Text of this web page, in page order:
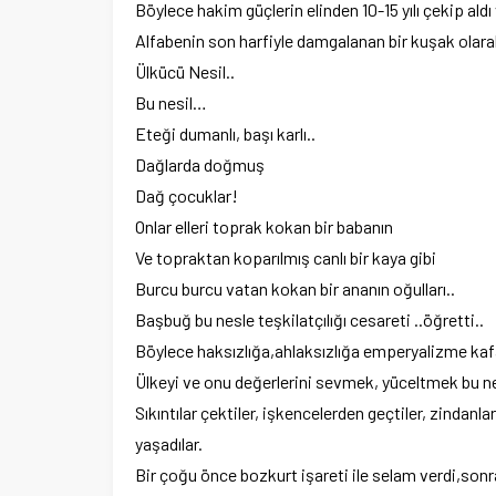
Böylece hakim güçlerin elinden 10-15 yılı çekip
Alfabenin son harfiyle damgalanan bir kuşak
Ülkücü Nesil..
Bu nesil…
Eteği dumanlı, başı karlı..
Dağlarda doğmuş
Dağ çocuklar!
Onlar elleri toprak kokan bir babanın
Ve topraktan koparılmış canlı bir kaya gibi
Burcu burcu vatan kokan bir ananın oğulları..
Başbuğ bu nesle teşkilatçılığı cesareti ..öğretti..
Böylece haksızlığa,ahlaksızlığa emperyalizme
Ülkeyi ve onu değerlerini sevmek, yüceltmek bu
Sıkıntılar çektiler, işkencelerden geçtiler,
yaşadılar.
Bir çoğu önce bozkurt işareti ile selam